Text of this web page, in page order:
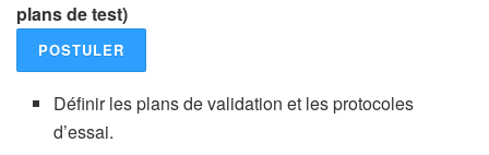
plans de test)
POSTULER
Définir les plans de validation et les protocoles
d’essai.